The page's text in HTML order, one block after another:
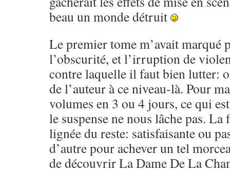
beau un monde détruit
Le premier tome m’avait marqué
l’obscurité, et l’irruption de
contre laquelle il faut bien lutter:
de l’auteur à ce niveau-là. Pour
volumes en 3 ou 4 jours, ce qui
le suspense ne nous lâche pas. La
lignée du reste: satisfaisante ou
d’autre pour achever un tel
de découvrir La Dame De La